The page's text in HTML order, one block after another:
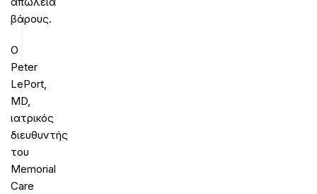
βάρους.
Ο
Peter
LePort,
MD,
ιατρικός
διευθυντής
του
Memorial
Care